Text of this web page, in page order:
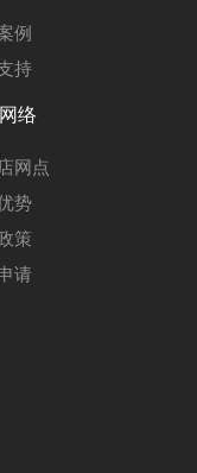
例
持
络
网点
势
策
请